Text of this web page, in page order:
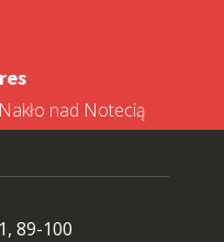
nad Notecią
89-100